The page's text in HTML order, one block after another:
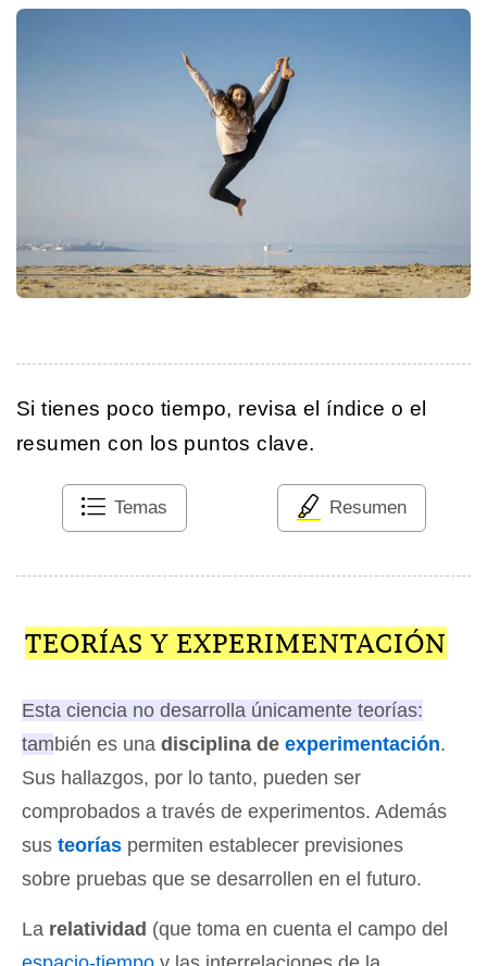
Si tienes poco tiempo, revisa el índice o el
resumen con los puntos clave.
Temas Resumen
TEORÍAS Y EXPERIMENTACIÓN
Esta ciencia no desarrolla únicamente teorías:
también es una disciplina de experimentación.
Sus hallazgos, por lo tanto, pueden ser
comprobados a través de experimentos. Además
sus teorías permiten establecer previsiones
sobre pruebas que se desarrollen en el futuro.
La relatividad (que toma en cuenta el campo del